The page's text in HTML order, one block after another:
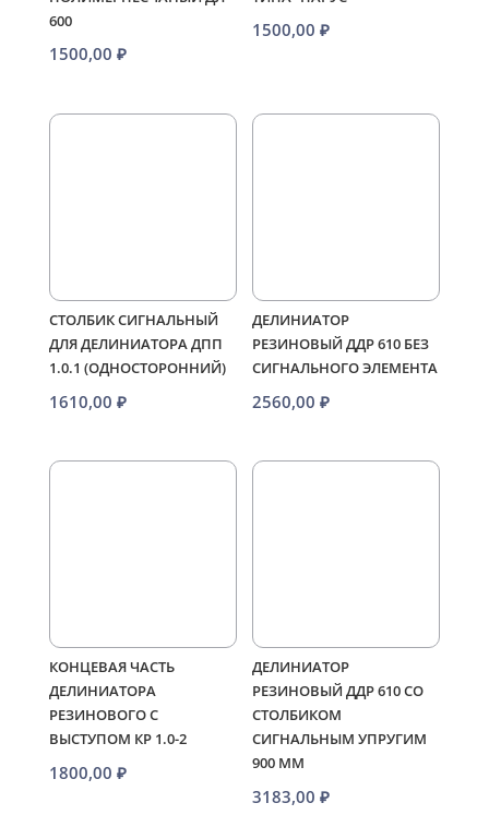
600
1500,00 ₽
1500,00₽
СТОЛБИК СИГНАЛЬНЫЙ
ДЛЯ ДЕЛИНИАТОРА ДПП
1.0.1 (ОДНОСТОРОННИЙ)
1610,00 ₽
ДЕЛИНИАТОР
РЕЗИНОВЫЙ ДДР 610 БЕЗ
СИГНАЛЬНОГО ЭЛЕМЕНТА
2560,00₽
КОНЦЕВАЯ ЧАСТЬ
ДЕЛИНИАТОРА
РЕЗИНОВОГО С
ВЫСТУПОМ КР 1.0-2
1800,00 ₽
ДЕЛИНИАТОР
РЕЗИНОВЫЙ ДДР 610 СО
СТОЛБИКОМ
СИГНАЛЬНЫМ УПРУГИМ
900 ММ
3183,00₽